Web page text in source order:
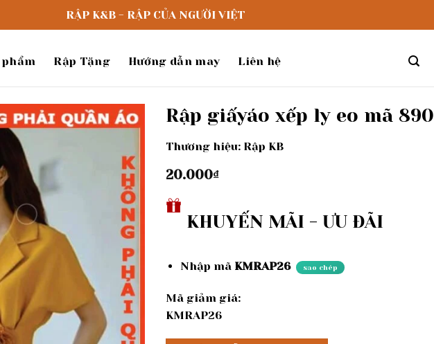
RẬP K&B - RẬP CỦA NGƯỜI VIỆT
phẩm Rập Tặng Hướng dẫn may Liên hệ
wishlist
Rập giấyáo xếp ly eo mã 890
Thương hiệu: Rập KB
20.000₫
KHUYẾN MÃI - ƯU ĐÃI
Nhập mã KMRAP26 sao chép
Mã giảm giá:
KMRAP26